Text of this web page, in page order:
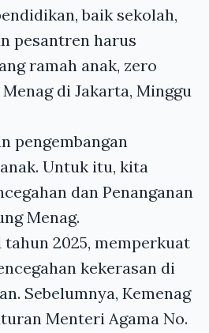
baik sekolah,
pesantren harus
ramah anak, zero
Menag di Jakarta, Minggu
pengembangan
Untuk itu, kita
dan Penanganan
Menag.
tahun 2025, memperkuat
kekerasan di
Sebelumnya, Kemenag
Menteri Agama No.